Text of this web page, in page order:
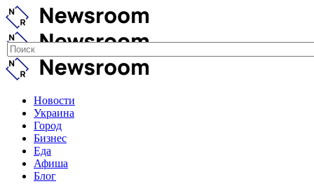
Новости
Украина
Город
Бизнес
Еда
Афиша
Блог